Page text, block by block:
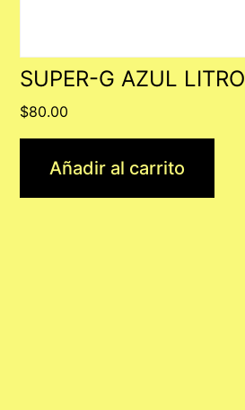
SUPER-G AZUL LITRO
$80.00
Añadir al carrito